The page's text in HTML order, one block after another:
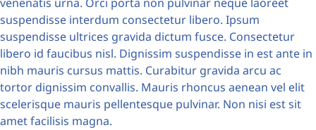
suspendisse interdum consectetur libero. Ipsum
suspendisse ultrices gravida dictum fusce. Consectetur
libero id faucibus nisl. Dignissim suspendisse in est ante in
nibh mauris cursus mattis. Curabitur gravida arcu ac
tortor dignissim convallis. Mauris rhoncus aenean vel elit
scelerisque mauris pellentesque pulvinar. Non nisi est sit
amet facilisis magna.